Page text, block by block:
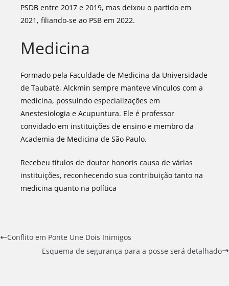
PSDB entre 2017 e 2019, mas deixou o partido em
2021, filiando-se ao PSB em 2022.
Medicina
Formado pela Faculdade de Medicina da Universidade
de Taubaté, Alckmin sempre manteve vínculos com a
medicina, possuindo especializações em
Anestesiologia e Acupuntura. Ele é professor
convidado em instituições de ensino e membro da
Academia de Medicina de São Paulo.
Recebeu títulos de doutor honoris causa de várias
instituições, reconhecendo sua contribuição tanto na
medicina quanto na política
Conflito em Ponte Une Dois Inimigos
Esquema de segurança para a posse será detalhado